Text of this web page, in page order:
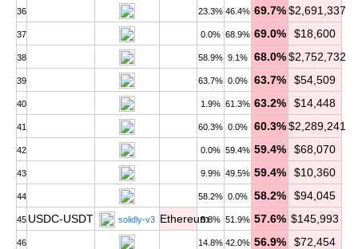
36 23.3% 46.4% 69.7% $2,691,337
37 0.0% 68.9% 69.0% $18,600
38 58.9% 9.1% 68.0% $2,752,732
39 63.7% 0.0% 63.7% $54,509
40 1.9% 61.3% 63.2% $14,448
41 60.3% 0.0% 60.3% $2,289,241
42 0.0% 59.4% 59.4% $68,070
43 9.9% 49.5% 59.4% $10,360
44 58.2% 0.0% 58.2% $94,045
45 USDC-USDT solidly-v3 Ethereum5.8% 51.9% 57.6% $145,993
46 14.8% 42.0% 56.9% $72,454